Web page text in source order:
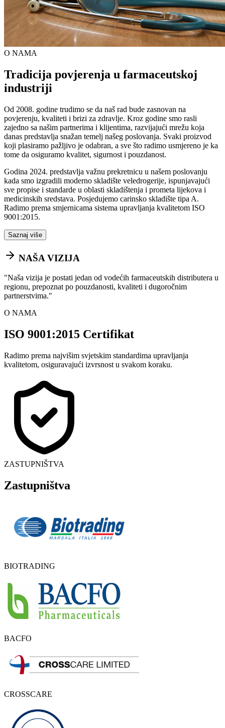
O NAMA
Tradicija povjerenja u farmaceutskoj
industriji
Od 2008. godine trudimo se da naš rad bude zasnovan na
povjerenju, kvaliteti i brizi za zdravlje. Kroz godine smo rasli
zajedno sa našim partnerima i klijentima, razvijajući mrežu koja
danas predstavlja snažan temelj našeg poslovanja. Svaki proizvod
koji plasiramo pažljivo je odabran, a sve što radimo usmjereno je ka
tome da osiguramo kvalitet, sigurnost i pouzdanost.
Godina 2024. predstavlja važnu prekretnicu u našem poslovanju
kada smo izgradili moderno skladište veledrogerije, ispunjavajući
sve propise i standarde u oblasti skladištenja i prometa lijekova i
medicinskih sredstava. Posjedujemo carinsko skladište tipa A.
Radimo prema smjernicama sistema upravljanja kvalitetom ISO
9001:2015.
Saznaj više
NAŠA VIZIJA
"Naša vizija je postati jedan od vodećih farmaceutskih distributera u
regionu, prepoznat po pouzdanosti, kvaliteti i dugoročnim
partnerstvima."
O NAMA
ISO 9001:2015 Certifikat
Radimo prema najvišim svjetskim standardima upravljanja
kvalitetom, osiguravajući izvrsnost u svakom koraku.
ZASTUPNIŠTVA
Zastupništva
BIOTRADING
BACFO
CROSSCARE